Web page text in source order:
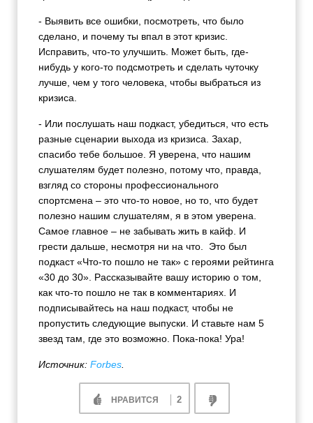
- Выявить все ошибки, посмотреть, что было
сделано, и почему ты впал в этот кризис.
Исправить, что-то улучшить. Может быть, где-
нибудь у кого-то подсмотреть и сделать чуточку
лучше, чем у того человека, чтобы выбраться из
кризиса.
- Или послушать наш подкаст, убедиться, что есть
разные сценарии выхода из кризиса. Захар,
спасибо тебе большое. Я уверена, что нашим
слушателям будет полезно, потому что, правда,
взгляд со стороны профессионального
спортсмена – это что-то новое, но то, что будет
полезно нашим слушателям, я в этом уверена.
Самое главное – не забывать жить в кайф. И
грести дальше, несмотря ни на что. Это был
подкаст «Что-то пошло не так» с героями рейтинга
«30 до 30». Рассказывайте вашу историю о том,
как что-то пошло не так в комментариях. И
подписывайтесь на наш подкаст, чтобы не
пропустить следующие выпуски. И ставьте нам 5
звезд там, где это возможно. Пока-пока! Ура!
Источник: Forbes.
НРАВИТСЯ 2